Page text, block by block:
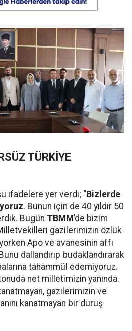
TÜRKİYE
ifadelere yer verdi; “Bizlerde
. Bunun için de 40 yıldır 50
Bugün TBMM’de bizim
gazilerimizin özlük
Apo ve avanesinin affı
dallandırıp budaklandırarak
tahammül edemiyoruz.
net milletimizin yanında.
gazilerimizin ve
kanatmayan bir duruş